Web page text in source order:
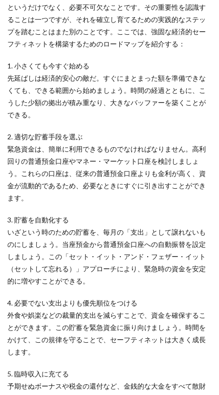
というだけでなく、必要不可欠なことです。その重要性を認識す
ることは一つですが、それを確立し育てるための実践的なステッ
プを踏むことはまた別のことです。ここでは、強固な経済的セー
フティネットを構築するためのロードマップを紹介する：
1. 小さくても今すぐ始める
先延ばしは経済的安心の敵だ。すぐにまとまった額を準備できな
くても、できる範囲から始めましょう。時間の経過とともに、こ
うした少額の拠出が積み重なり、大きなバッファーを築くことが
できる。
2. 適切な貯蓄手段を選ぶ
緊急資金は、簡単に利用できるものでなければなりません。高利
回りの普通預金口座やマネー・マーケット口座を検討しましょ
う。これらの口座は、従来の普通預金口座よりも金利が高く、資
金が流動的であるため、必要なときにすぐに引き出すことができ
ます。
3. 貯蓄を自動化する
いざという時のための貯蓄を、毎月の「支出」として譲れないも
のにしましょう。当座預金から普通預金口座への自動振替を設定
しましょう。この「セット・イット・アンド・フェザー・イット
（セットして忘れる）」アプローチにより、緊急時の資金を安定
的に増やすことができる。
4. 必要でない支出よりも優先順位をつける
外食や娯楽などの裁量的支出を減らすことで、資金を確保するこ
とができます。この貯蓄を緊急資金に振り向けましょう。時間を
かけて、この規律を守ることで、セーフティネットは大きく成長
します。
5. 臨時収入に充てる
予期せぬボーナスや税金の還付など、金銭的な大金をすべて散財